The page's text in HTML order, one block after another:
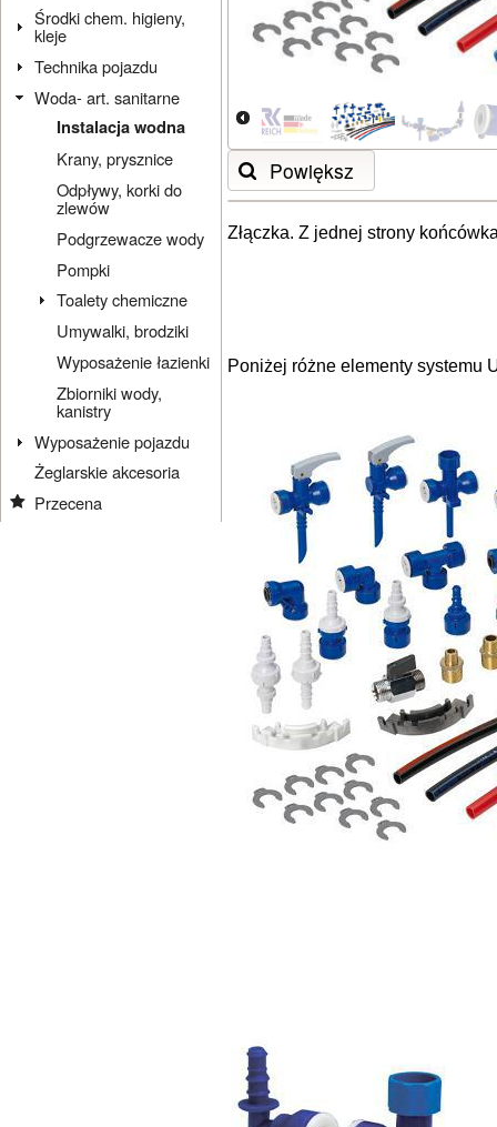
Środki chem. higieny,
kleje
Technika pojazdu
Woda- art. sanitarne
Instalacja wodna
Krany, prysznice
Odpływy, korki do
zlewów
Podgrzewacze wody
Pompki
Toalety chemiczne
Umywalki, brodziki
Wyposażenie łazienki
Zbiorniki wody,
kanistry
Wyposażenie pojazdu
Żeglarskie akcesoria
Przecena
Powiększ
Złączka. Z jednej strony
Poniżej różne elementy systemu